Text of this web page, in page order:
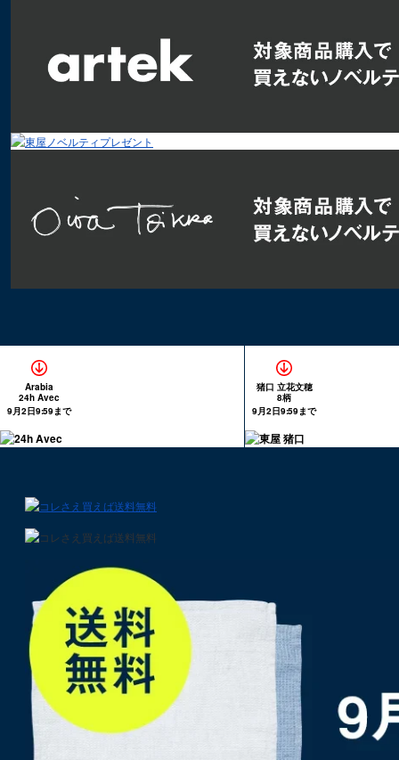
Arabia
24h Avec
9月2日9:59まで
猪口 立花文穂
8柄
9月2日9:59まで